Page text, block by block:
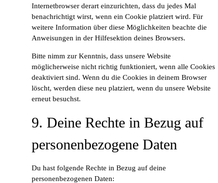
Internetbrowser derart einzurichten, dass du jedes Mal
benachrichtigt wirst, wenn ein Cookie platziert wird. Für
weitere Information über diese Möglichkeiten beachte die
Anweisungen in der Hilfesektion deines Browsers.
Bitte nimm zur Kenntnis, dass unsere Website
möglicherweise nicht richtig funktioniert, wenn alle Cookies
deaktiviert sind. Wenn du die Cookies in deinem Browser
löscht, werden diese neu platziert, wenn du unsere Website
erneut besuchst.
9. Deine Rechte in Bezug auf
personenbezogene Daten
Du hast folgende Rechte in Bezug auf deine
personenbezogenen Daten: